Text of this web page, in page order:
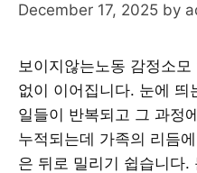
December 17, 2025 by
보이지않는노동 감정소
없이 이어집니다. 눈에 띄
일들이 반복되고 그 과정
누적되는데 가족의 리듬
은 뒤로 밀리기 쉽습니다.